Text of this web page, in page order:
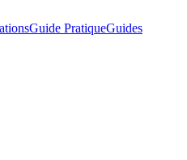
Guide PratiqueGuides